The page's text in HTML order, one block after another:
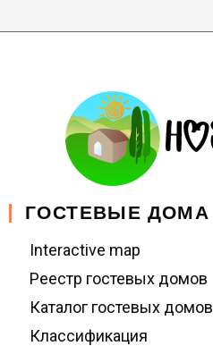
ГОСТЕВЫЕ ДОМА
Interactive map
Реестр гостевых домов
Каталог гостевых домов
Классификация